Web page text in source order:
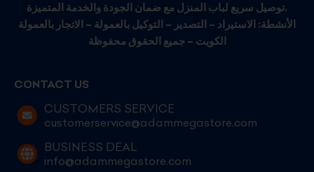
توصيل سريع لباب المنزل مع ضمان الجودة والخدمة المتميزة.
الأنشطة: الاستيراد – التصدير – التوكيل بالعمولة – الاتجار بالعمولة
الكويت – جميع الحقوق محفوظة
CONTACT US
CUSTOMERS SERVICE
customerservice@adammegastore.com
BUSINESS DEAL
info@adammegastore.com